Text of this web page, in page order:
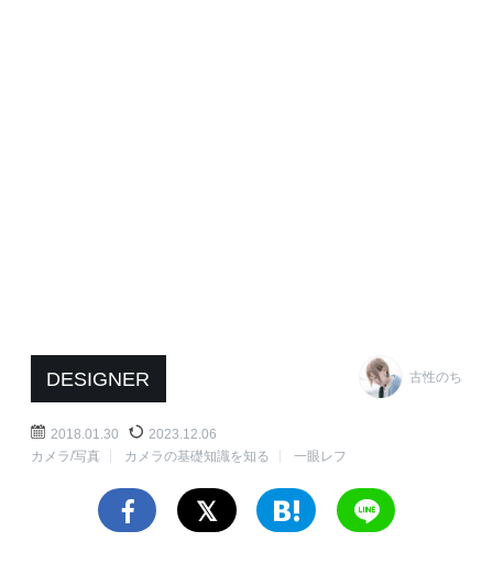
DESIGNER 古性のち
2018.01.30
2023.12.06
カメラ/写真
カメラの基礎知識を知る 一眼レフ